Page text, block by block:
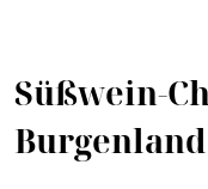
Süßwein-
Burgenland